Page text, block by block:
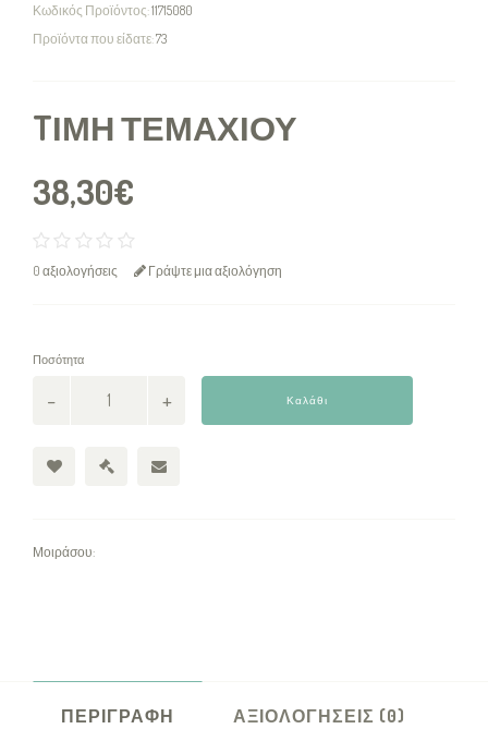
Κωδικός Προϊόντος:11715080
Προϊόντα που είδατε:73
TΙΜΉ ΤΕΜΑΧΊΟΥ
38,30€
0 αξιολογήσεις Γράψτε μια αξιολόγηση
Ποσότητα
Καλάθι
Μοιράσου:
ΠΕΡΙΓΡΑΦΉ ΑΞΙΟΛΟΓΉΣΕΙΣ (0)